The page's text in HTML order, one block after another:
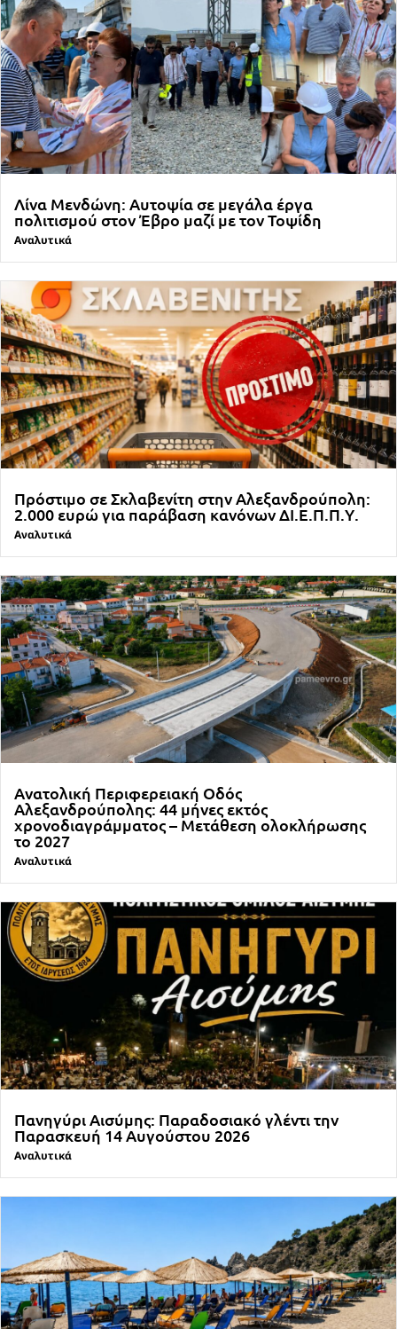
Λίνα Μενδώνη: Αυτοψία σε μεγάλα έργα
πολιτισμού στον Έβρο μαζί με τον Τοψίδη
Αναλυτικά
Πρόστιμο σε Σκλαβενίτη στην Αλεξανδρούπολη:
2.000 ευρώ για παράβαση κανόνων ΔΙ.Ε.Π.Π.Υ.
Αναλυτικά
Ανατολική Περιφερειακή Οδός
Αλεξανδρούπολης: 44 μήνες εκτός
χρονοδιαγράμματος – Μετάθεση ολοκλήρωσης
το 2027
Αναλυτικά
Πανηγύρι Αισύμης: Παραδοσιακό γλέντι την
Παρασκευή 14 Αυγούστου 2026
Αναλυτικά